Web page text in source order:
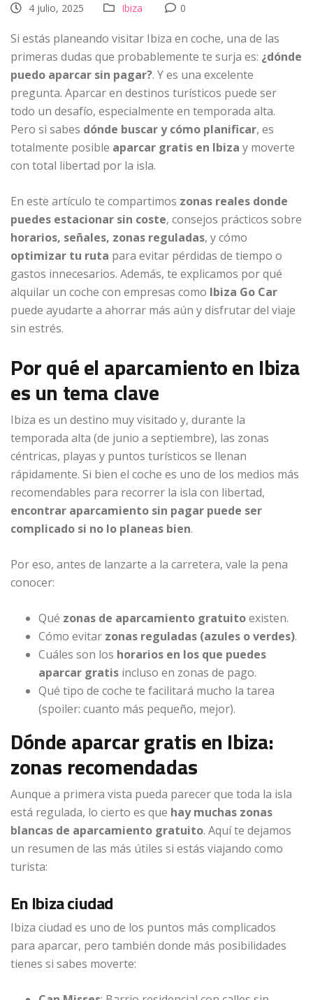
4 julio, 2025 Ibiza 0
Si estás planeando visitar Ibiza en coche, una de las
primeras dudas que probablemente te surja es: ¿dónde
puedo aparcar sin pagar?. Y es una excelente
pregunta. Aparcar en destinos turísticos puede ser
todo un desafío, especialmente en temporada alta.
Pero si sabes dónde buscar y cómo planificar, es
totalmente posible aparcar gratis en Ibiza y moverte
con total libertad por la isla.
En este artículo te compartimos zonas reales donde
puedes estacionar sin coste, consejos prácticos sobre
horarios, señales, zonas reguladas, y cómo
optimizar tu ruta para evitar pérdidas de tiempo o
gastos innecesarios. Además, te explicamos por qué
alquilar un coche con empresas como Ibiza Go Car
puede ayudarte a ahorrar más aún y disfrutar del viaje
sin estrés.
Por qué el aparcamiento en Ibiza
es un tema clave
Ibiza es un destino muy visitado y, durante la
temporada alta (de junio a septiembre), las zonas
céntricas, playas y puntos turísticos se llenan
rápidamente. Si bien el coche es uno de los medios más
recomendables para recorrer la isla con libertad,
encontrar aparcamiento sin pagar puede ser
complicado si no lo planeas bien.
Por eso, antes de lanzarte a la carretera, vale la pena
conocer:
Qué zonas de aparcamiento gratuitoexisten.
Cómo evitar zonas reguladas (azules o verdes).
Cuáles son los horarios en los que puedes
aparcar gratis incluso en zonas de pago.
Qué tipo de coche te facilitará mucho la tarea
(spoiler: cuanto más pequeño, mejor).
Dónde aparcar gratis en Ibiza:
zonas recomendadas
Aunque a primera vista pueda parecer que toda la isla
está regulada, lo cierto es que hay muchas zonas
blancas de aparcamiento gratuito. Aquí te dejamos
un resumen de las más útiles si estás viajando como
turista:
En Ibiza ciudad
Ibiza ciudad es uno de los puntos más complicados
para aparcar, pero también donde más posibilidades
tienes si sabes moverte: